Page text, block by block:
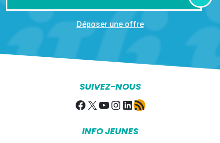
Déposer une offre
SUIVEZ-NOUS
Facebook
X YouTube
Instagram
LinkedIn
Flux RSS
INFO JEUNES